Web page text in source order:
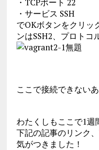
・サービス SSH
でOKボタンをクリッ
ンはSSH2、プロトコ
ここで接続できない
わたくしもここで1週
下記の記事のリンク
気がつきました！